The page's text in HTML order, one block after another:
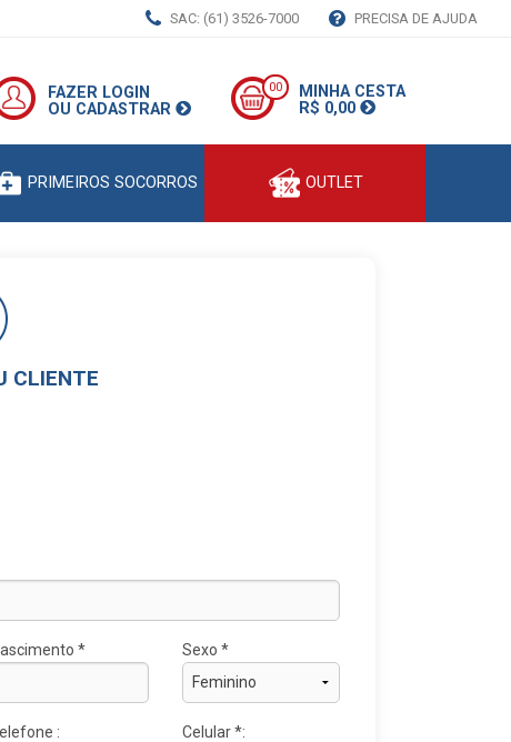
SAC: (61) 3526-7000 PRECISA DE AJUDA
FAZER LOGIN
OU CADASTRAR
00
MINHA CESTA
R$ 0,00
PRIMEIROS SOCORROS OUTLET
CLIENTE
* Sexo *
: Celular *: